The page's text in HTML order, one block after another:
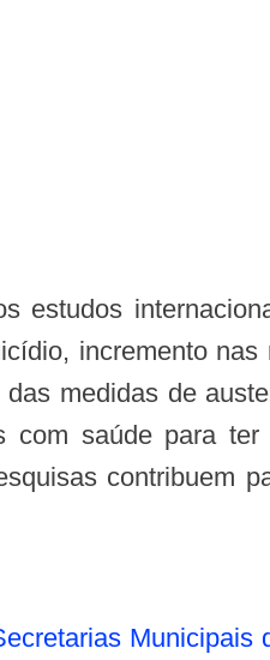
incremento nas
medidas de
com saúde para ter
contribuem
Municipais